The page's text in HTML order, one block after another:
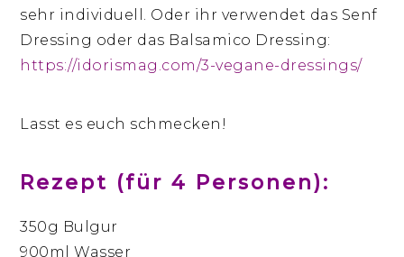
sehr individuell. Oder ihr verwendet das Senf
Dressing oder das Balsamico Dressing:
https://idorismag.com/3-vegane-dressings/
Lasst es euch schmecken!
Rezept (für 4 Personen):
350g Bulgur
900ml Wasser